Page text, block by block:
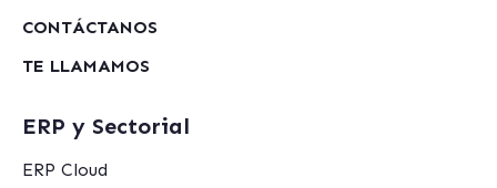
CONTÁCTANOS
TE LLAMAMOS
ERP y Sectorial
ERP Cloud